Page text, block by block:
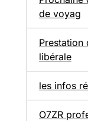
de voyag
Prestation
libérale
les infos
O7ZR